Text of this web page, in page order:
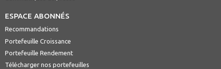
ESPACE ABONNÉS
Recommandations
Portefeuille Croissance
Portefeuille Rendement
Télécharger nos portefeuilles